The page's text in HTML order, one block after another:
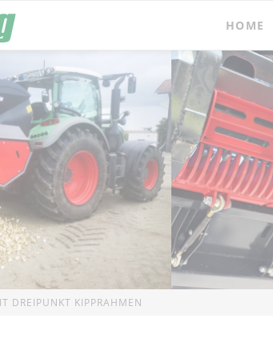
HOME
Hoftechnik
Ladetechnik
Stroheinstreu
Strohbläser
Hurricane
Strohmühle
Piranha
Rübenbearbeitung
DREIPUNKT KIPPRAHMEN